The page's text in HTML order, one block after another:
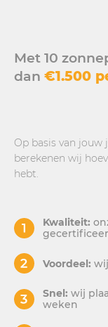
Met 10
dan €1.500
Op basis van
berekenen wij
hebt.
Kwaliteit:
Voordeel:
Snel: wij
weken